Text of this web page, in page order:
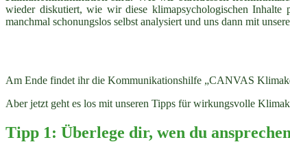
wieder diskutiert, wie wir diese klimapsychologischen
manchmal schonungslos selbst analysiert und uns dann mit
Am Ende findet ihr die Kommunikationshilfe „CANVAS
Aber jetzt geht es los mit unseren Tipps für wirkungsvolle
Tipp 1: Überlege dir, wen du